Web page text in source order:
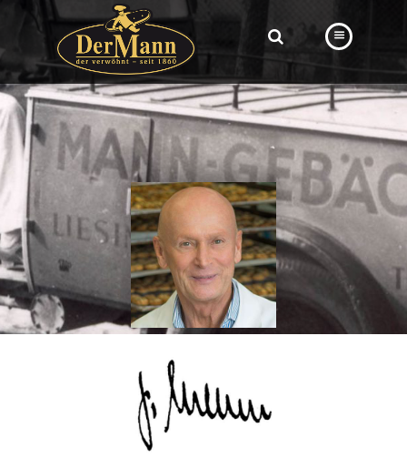
PRODUKTE
FILIALEN
BÄCKEREI
BROTWAY
VORBESTELLUNG
NEWS
KARRIERE